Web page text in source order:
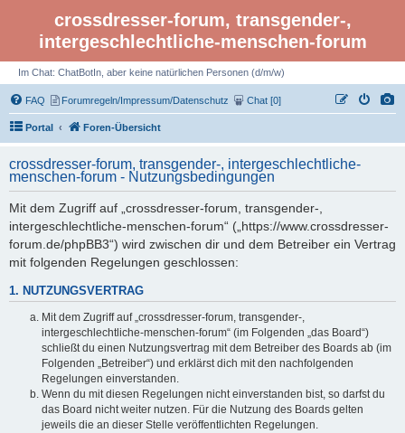
crossdresser-forum, transgender-,
intergeschlechtliche-menschen-forum
Im Chat: ChatBotIn, aber keine natürlichen Personen (d/m/w)
FAQ Forumregeln/Impressum/Datenschutz Chat [0]
Portal Foren-Übersicht
crossdresser-forum, transgender-, intergeschlechtliche-
menschen-forum - Nutzungsbedingungen
Mit dem Zugriff auf „crossdresser-forum, transgender-,
intergeschlechtliche-menschen-forum“ („https://www.crossdresser-
forum.de/phpBB3“) wird zwischen dir und dem Betreiber ein Vertrag
mit folgenden Regelungen geschlossen:
1. NUTZUNGSVERTRAG
Mit dem Zugriff auf „crossdresser-forum, transgender-,
intergeschlechtliche-menschen-forum“ (im Folgenden „das Board“)
schließt du einen Nutzungsvertrag mit dem Betreiber des Boards ab (im
Folgenden „Betreiber“) und erklärst dich mit den nachfolgenden
Regelungen einverstanden.
Wenn du mit diesen Regelungen nicht einverstanden bist, so darfst du
das Board nicht weiter nutzen. Für die Nutzung des Boards gelten
jeweils die an dieser Stelle veröffentlichten Regelungen.